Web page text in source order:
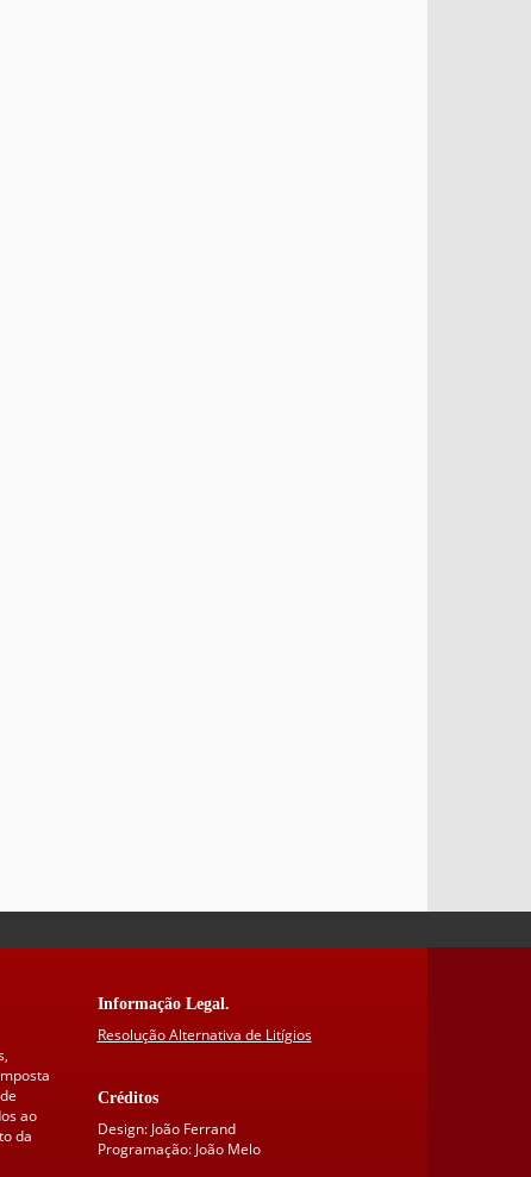
ao
da
Informação Legal.
Resolução Alternativa de Litígios
Créditos
Design: João Ferrand
Programação: João Melo